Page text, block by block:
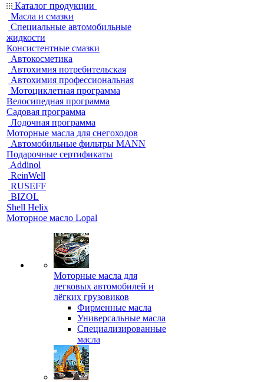
Каталог продукции
Масла и смазки
Специальные автомобильные
жидкости
Консистентные смазки
Автокосметика
Автохимия потребительская
Автохимия профессиональная
Мотоциклетная программа
Велосипедная программа
Садовая программа
Лодочная программа
Моторные масла для снегоходов
Автомобильные фильтры MANN
Подарочные сертификаты
Addinol
ReinWell
RUSEFF
BIZOL
Shell Helix
Моторное масло Lopal
Моторные масла для
легковых автомобилей и
лёгких грузовиков
Фирменные масла
Универсальные масла
Специализированные
масла